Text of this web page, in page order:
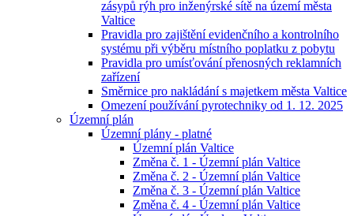
zásypů rýh pro inženýrské sítě na území města
Valtice
Pravidla pro zajištění evidenčního a kontrolního
systému při výběru místního poplatku z pobytu
Pravidla pro umísťování přenosných reklamních
zařízení
Směrnice pro nakládání s majetkem města Valtice
Omezení používání pyrotechniky od 1. 12. 2025
Územní plán
Územní plány - platné
Územní plán Valtice
Změna č. 1 - Územní plán Valtice
Změna č. 2 - Územní plán Valtice
Změna č. 3 - Územní plán Valtice
Změna č. 4 - Územní plán Valtice